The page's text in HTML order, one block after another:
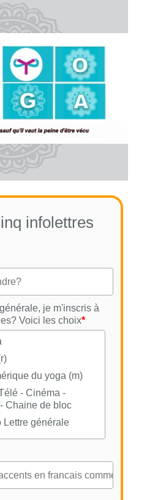
infolettres
je m'inscris à
Voici les choix*
du yoga (m)
- Cinéma -
Chaine de bloc
Lettre générale